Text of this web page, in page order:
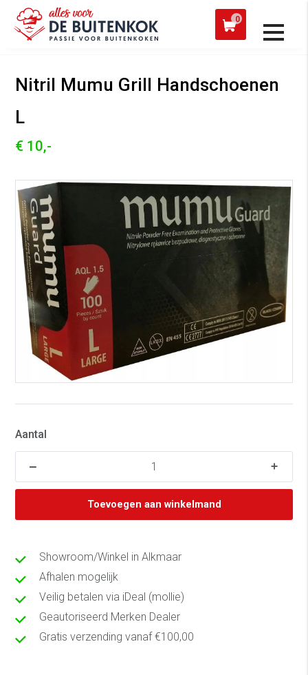
0
werkdag verzonden
Alle producten
Nitril Mumu Grill Handschoenen
L
€ 10,-
Aantal
Toevoegen aan winkelmand
Showroom/Winkel in Alkmaar
Afhalen mogelijk
Veilig betalen via iDeal (mollie)
Geautoriseerd Merken Dealer
Gratis verzending vanaf €100,00